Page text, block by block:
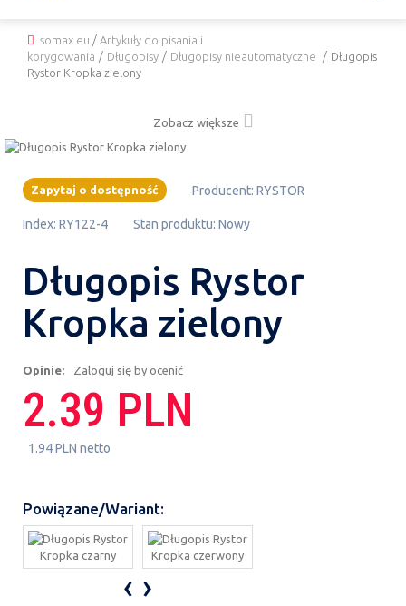
somax.eu / Artykuły do pisania i
korygowania / Długopisy / Długopisy nieautomatyczne / Długopis
Rystor Kropka zielony
Zobacz większe
Zapytaj o dostępność Producent: RYSTOR
Index: RY122-4 Stan produktu: Nowy
Długopis Rystor
Kropka zielony
Opinie: Zaloguj się by ocenić
2.39 PLN
1.94 PLN netto
Powiązane/Wariant:
‹ ›